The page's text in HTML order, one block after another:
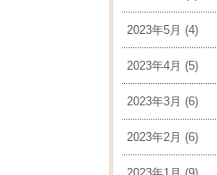
2023年5月 (4)
2023年4月 (5)
2023年3月 (6)
2023年2月 (6)